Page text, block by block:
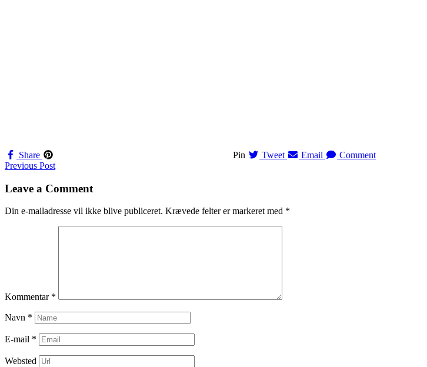
Share Pin Tweet Email Comment
Navigation
til
Previous Post
Leave a Comment
Din e-mailadresse vil ikke blive publiceret. Krævede felter er markeret med *
Kommentar *
Navn *
E-mail *
Websted